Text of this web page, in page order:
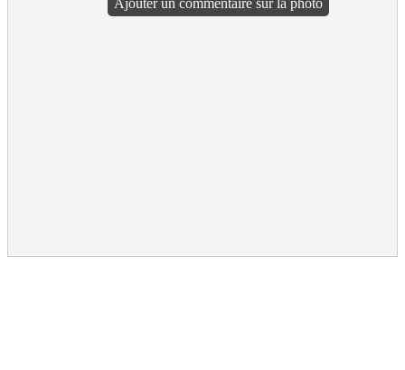
Ajouter un commentaire sur la photo